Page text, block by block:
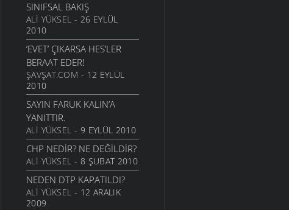
SINIFSAL BAKIŞ
ALI YÜKSEL - 26 EYLÜL
2010
’EVET’ ÇIKARSA HES’LER
BERAAT EDER!
ŞAVŞAT.COM - 12 EYLÜL
2010
SAYIN FARUK KALIN’A
YANITTIR.
ALI YÜKSEL - 9 EYLÜL 2010
CHP NEDIR? NE DEĞILDIR?
ALI YÜKSEL - 8 ŞUBAT 2010
NEDEN DTP KAPATILDI?
ALI YÜKSEL - 12 ARALIK
2009